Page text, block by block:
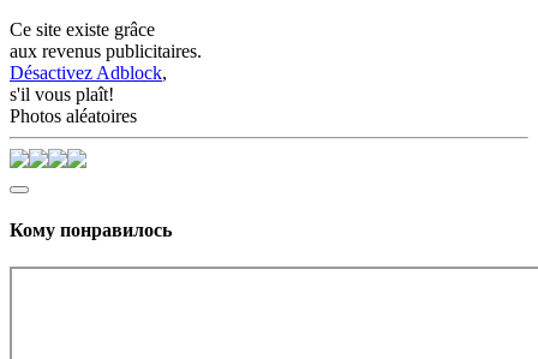
Ce site existe grâce
aux revenus publicitaires.
Désactivez Adblock,
s'il vous plaît!
Photos aléatoires
Кому понравилось